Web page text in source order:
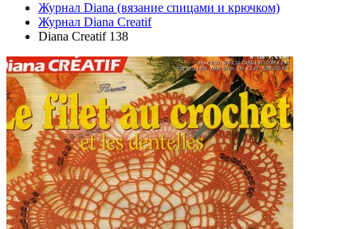
Журнал Diana (вязание спицами и крючком)
Журнал Diana Creatif
Diana Creatif 138